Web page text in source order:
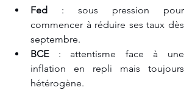
Fed
: sous pression pour
commencer à réduire ses taux dès
septembre.
BCE : attentisme face à une
inflation en repli mais toujours
hétérogène.